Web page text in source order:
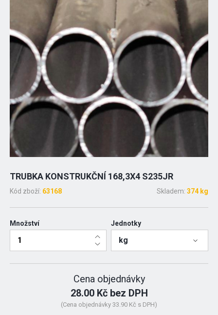
TRUBKA KONSTRUKČNÍ 168,3X4 S235JR
Kód zboží: 63168 Skladem: 374 kg
Množství Jednotky
kg
Cena objednávky
28.00 Kč bez DPH
(Cena objednávky 33.90 Kč s DPH)